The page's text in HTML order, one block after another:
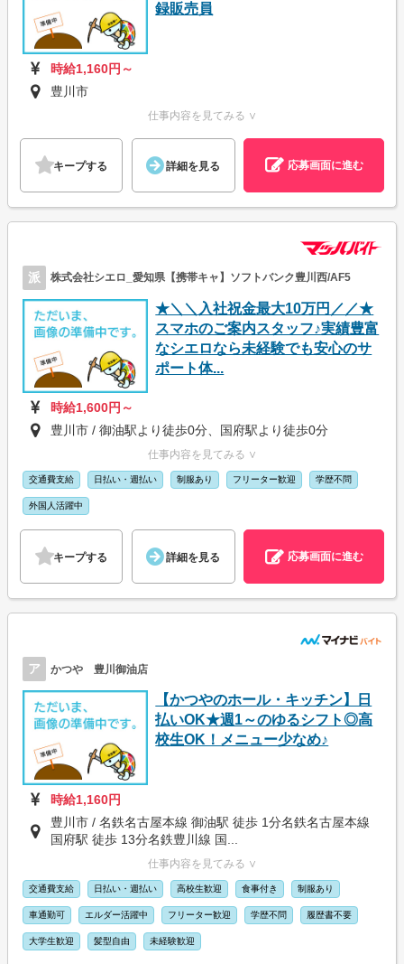
録販売員
時給1,160円～
豊川市
仕事内容を見てみる ∨
キープする 詳細を見る 応募画面に進む
派 株式会社シエロ_愛知県【携帯キャ】ソフトバンク豊川西/AF5
★＼＼入社祝金最大10万円／／★
スマホのご案内スタッフ♪実績豊富
なシエロなら未経験でも安心のサ
ポート体...
時給1,600円～
豊川市 / 御油駅より徒歩0分、国府駅より徒歩0分
仕事内容を見てみる ∨
交通費支給 日払い・週払い 制服あり フリーター歓迎 学歴不問
外国人活躍中
キープする 詳細を見る 応募画面に進む
ア かつや 豊川御油店
【かつやのホール・キッチン】日
払いOK★週1～のゆるシフト◎高
校生OK！メニュー少なめ♪
時給1,160円
豊川市 / 名鉄名古屋本線 御油駅 徒歩 1分名鉄名古屋本線
国府駅 徒歩 13分名鉄豊川線 国...
仕事内容を見てみる ∨
交通費支給 日払い・週払い 高校生歓迎 食事付き 制服あり
車通勤可 エルダー活躍中 フリーター歓迎 学歴不問 履歴書不要
大学生歓迎 髪型自由 未経験歓迎